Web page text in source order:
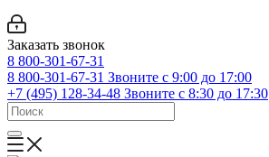
Заказать звонок
8 800-301-67-31
8 800-301-67-31 Звоните с 9:00 до 17:00
+7 (495) 128-34-48 Звоните с 8:30 до 17:30